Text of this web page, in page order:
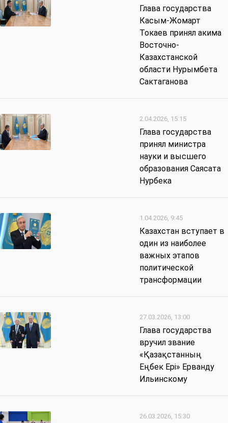
Глава государства
Касым-Жомарт
Токаев принял акима
Восточно-
Казахстанской
области Нурымбета
Сактаганова
2.04.2026, 15:15
Глава государства
принял министра
науки и высшего
образования Саясата
Нурбека
1.04.2026, 9:45
Казахстан вступает в
один из наиболее
важных этапов
политической
трансформации
27.03.2026, 13:00
Глава государства
вручил звание
«Қазақстанның
Еңбек Ері» Ерванду
Ильинскому
26.03.2026, 15:30